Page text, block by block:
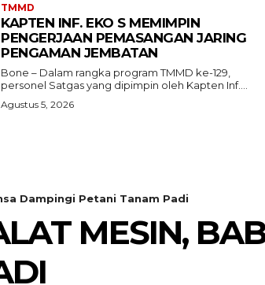
TMMD
KAPTEN INF. EKO S MEMIMPIN
PENGERJAAN PEMASANGAN JARING
PENGAMAN JEMBATAN
Bone – Dalam rangka program TMMD ke-129,
personel Satgas yang dipimpin oleh Kapten Inf....
Agustus 5, 2026